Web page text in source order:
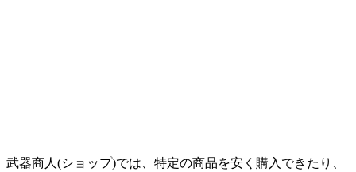
武器商人(ショップ)では、特定の商品を安く購入できたり、